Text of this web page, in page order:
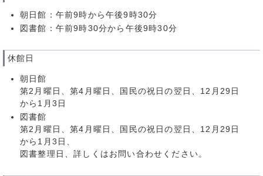
朝日館：午前9時から午後9時30分
図書館：午前9時30分から午後9時30分
休館日
朝日館
第2月曜日、第4月曜日、国民の祝日の翌日、12月29日
から1月3日
図書館
第2月曜日、第4月曜日、国民の祝日の翌日、12月29日
から1月3日、
図書整理日、詳しくはお問い合わせください。